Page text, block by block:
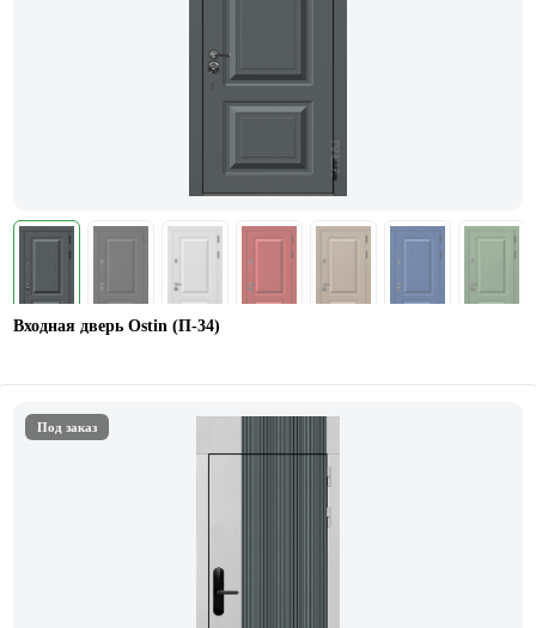
Входная дверь Ostin (П-34)
Под заказ